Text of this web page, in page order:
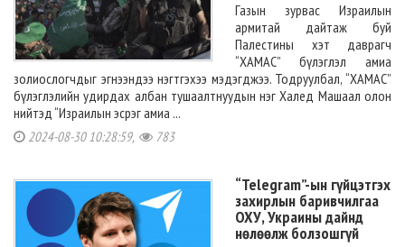
Газын зурвас Израилын
армитай дайтаж буй
Палестины хэт даврагч
“ХАМАС” бүлэглэл амиа
золиослогчдыг эгнээндээ нэгтгэхээ мэдэгджээ. Тодруулбал, “ХАМАС”
бүлэглэлийн удирдах албан тушаалтнуудын нэг Халед Машаал олон
нийтэд “Израилын эсрэг амиа ...
2024-08-30 10:28:59, 783
“Telegram”-ын гүйцэтгэх
захирлын баривчилгаа
ОХУ, Украины дайнд
нөлөөлж болзошгүй